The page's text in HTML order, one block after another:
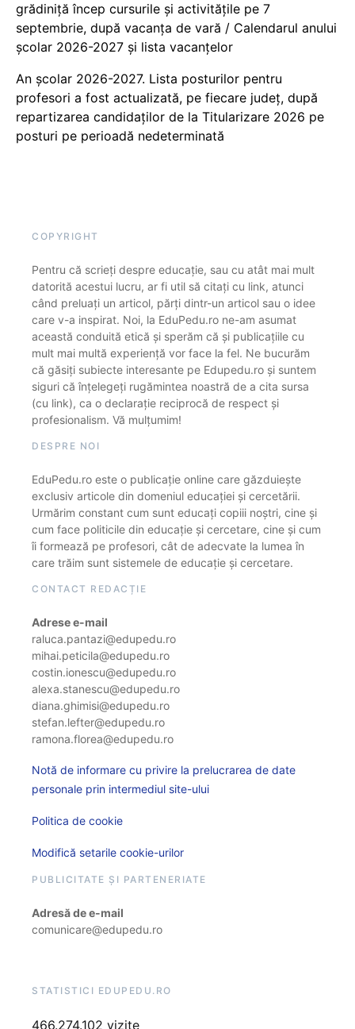
grădiniță încep cursurile și activitățile pe 7
septembrie, după vacanța de vară / Calendarul anului
școlar 2026-2027 și lista vacanțelor
An școlar 2026-2027. Lista posturilor pentru
profesori a fost actualizată, pe fiecare județ, după
repartizarea candidaților de la Titularizare 2026 pe
posturi pe perioadă nedeterminată
COPYRIGHT
Pentru că scrieți despre educație, sau cu atât mai mult
datorită acestui lucru, ar fi util să citați cu link, atunci
când preluați un articol, părți dintr-un articol sau o idee
care v-a inspirat. Noi, la EduPedu.ro ne-am asumat
această conduită etică și sperăm că și publicațiile cu
mult mai multă experiență vor face la fel. Ne bucurăm
că găsiți subiecte interesante pe Edupedu.ro și suntem
siguri că înțelegeți rugămintea noastră de a cita sursa
(cu link), ca o declarație reciprocă de respect și
profesionalism. Vă mulțumim!
DESPRE NOI
EduPedu.ro este o publicație online care găzduiește
exclusiv articole din domeniul educației și cercetării.
Urmărim constant cum sunt educați copiii noștri, cine și
cum face politicile din educație și cercetare, cine și cum
îi formează pe profesori, cât de adecvate la lumea în
care trăim sunt sistemele de educație și cercetare.
CONTACT REDACȚIE
Adrese e-mail
raluca.pantazi@edupedu.ro
mihai.peticila@edupedu.ro
costin.ionescu@edupedu.ro
alexa.stanescu@edupedu.ro
diana.ghimisi@edupedu.ro
stefan.lefter@edupedu.ro
ramona.florea@edupedu.ro
Notă de informare cu privire la prelucrarea de date
personale prin intermediul site-ului
Politica de cookie
Modifică setarile cookie-urilor
PUBLICITATE ȘI PARTENERIATE
Adresă de e-mail
comunicare@edupedu.ro
STATISTICI EDUPEDU.RO
466.274.102 vizite